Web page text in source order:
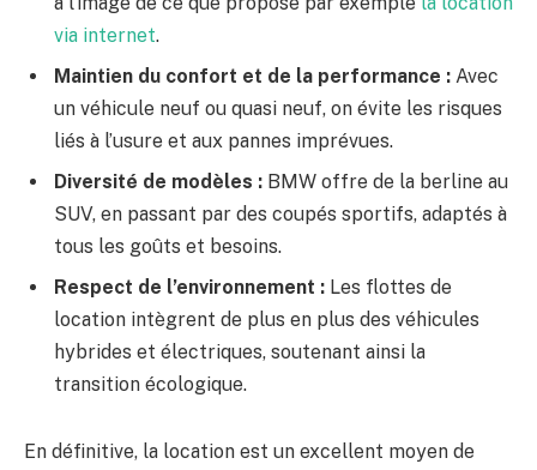
via internet.
Maintien du confort et de la performance : Avec
un véhicule neuf ou quasi neuf, on évite les risques
liés à l’usure et aux pannes imprévues.
Diversité de modèles : BMW offre de la berline au
SUV, en passant par des coupés sportifs, adaptés à
tous les goûts et besoins.
Respect de l’environnement : Les flottes de
location intègrent de plus en plus des véhicules
hybrides et électriques, soutenant ainsi la
transition écologique.
En définitive, la location est un excellent moyen de